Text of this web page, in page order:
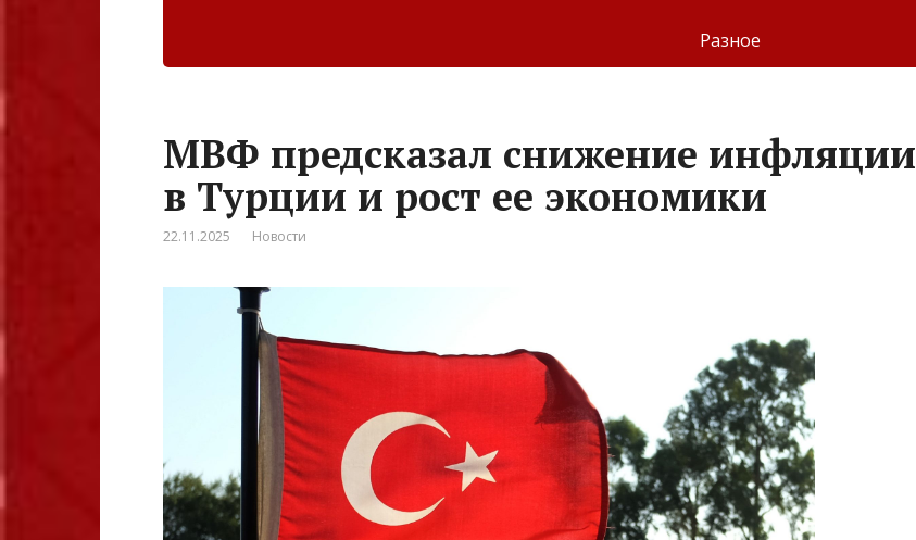
Разное
МВФ предсказал снижение инфляции
в Турции и рост ее экономики
22.11.2025 Новости